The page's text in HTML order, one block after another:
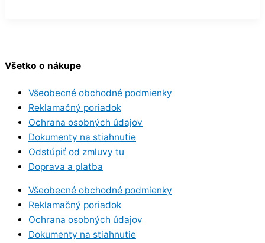
Všetko o nákupe
Všeobecné obchodné podmienky
Reklamačný poriadok
Ochrana osobných údajov
Dokumenty na stiahnutie
Odstúpiť od zmluvy tu
Doprava a platba
Všeobecné obchodné podmienky
Reklamačný poriadok
Ochrana osobných údajov
Dokumenty na stiahnutie